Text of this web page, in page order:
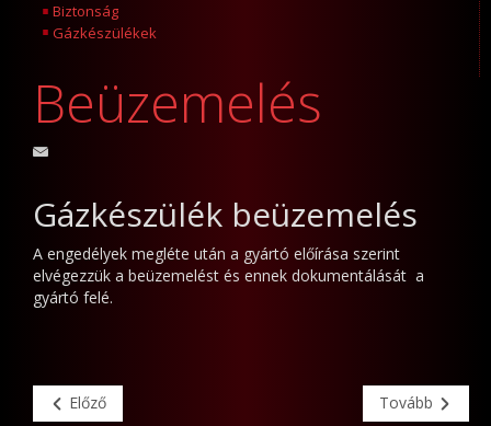
Biztonság
Gázkészülékek
Beüzemelés
Gázkészülék beüzemelés
A engedélyek megléte után a gyártó előírása szerint
elvégezzük a beüzemelést és ennek dokumentálását a
gyártó felé.
Előző Tovább